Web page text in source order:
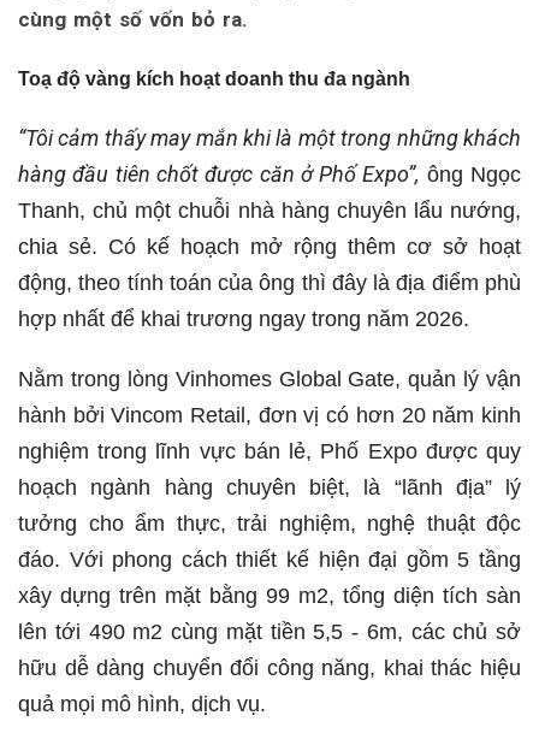
cùng một số vốn bỏ ra.
Toạ độ vàng kích hoạt doanh thu đa ngành
“Tôi cảm thấy may mắn khi là một trong những khách
hàng đầu tiên chốt được căn ở Phố Expo”, ông Ngọc
Thanh, chủ một chuỗi nhà hàng chuyên lẩu nướng,
chia sẻ. Có kế hoạch mở rộng thêm cơ sở hoạt
động, theo tính toán của ông thì đây là địa điểm phù
hợp nhất để khai trương ngay trong năm 2026.
Nằm trong lòng Vinhomes Global Gate, quản lý vận
hành bởi Vincom Retail, đơn vị có hơn 20 năm kinh
nghiệm trong lĩnh vực bán lẻ, Phố Expo được quy
hoạch ngành hàng chuyên biệt, là “lãnh địa” lý
tưởng cho ẩm thực, trải nghiệm, nghệ thuật độc
đáo. Với phong cách thiết kế hiện đại gồm 5 tầng
xây dựng trên mặt bằng 99 m2, tổng diện tích sàn
lên tới 490 m2 cùng mặt tiền 5,5 - 6m, các chủ sở
hữu dễ dàng chuyển đổi công năng, khai thác hiệu
quả mọi mô hình, dịch vụ.